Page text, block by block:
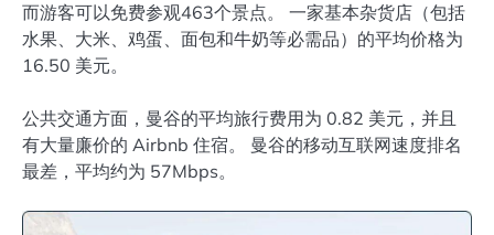
而游客可以免费参观463个景点。 一家基本杂货店（包括
水果、大米、鸡蛋、面包和牛奶等必需品）的平均价格为
16.50 美元。
公共交通方面，曼谷的平均旅行费用为 0.82 美元，并且
有大量廉价的 Airbnb 住宿。 曼谷的移动互联网速度排名
最差，平均约为 57Mbps。